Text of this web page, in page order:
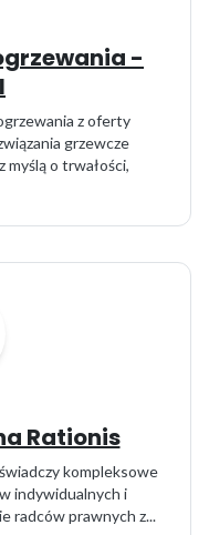
-
z oferty
grzewcze
o trwałości,
Rationis
kompleksowe
indywidualnych i
radców prawnych z...